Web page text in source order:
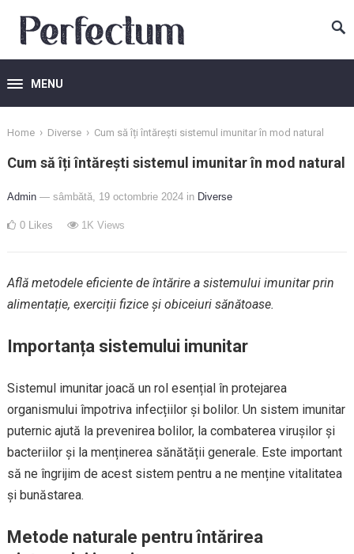
MENU
Home › Diverse › Cum să îți întărești sistemul imunitar în mod natural
Cum să îți întărești sistemul imunitar în mod natural
Admin — sâmbătă, 19 octombrie 2024 in Diverse
0 Likes 1K Views
Află metodele eficiente de întărire a sistemului imunitar prin
alimentație, exerciții fizice și obiceiuri sănătoase.
Importanța sistemului imunitar
Sistemul imunitar joacă un rol esențial în protejarea
organismului împotriva infecțiilor și bolilor. Un sistem imunitar
puternic ajută la prevenirea bolilor, la combaterea virușilor și
bacteriilor și la menținerea sănătății generale. Este important
să ne îngrijim de acest sistem pentru a ne menține vitalitatea
și bunăstarea.
Metode naturale pentru întărirea